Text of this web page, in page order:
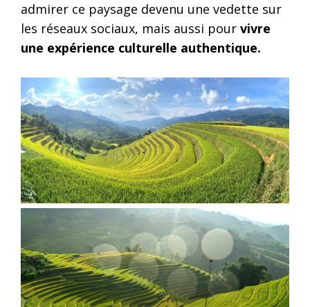
admirer ce paysage devenu une vedette sur
les réseaux sociaux, mais aussi pour vivre
une expérience culturelle authentique.